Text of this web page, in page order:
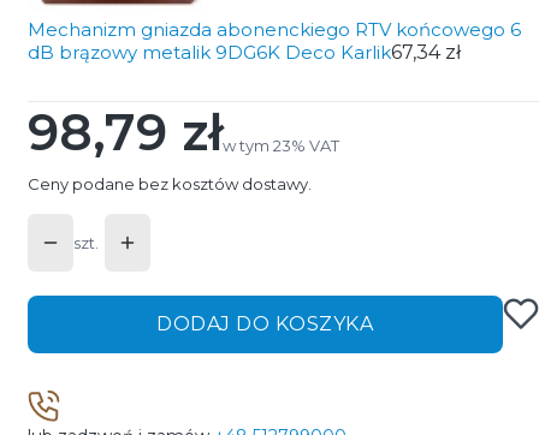
Mechanizm gniazda abonenckiego RTV końcowego 6
dB brązowy metalik 9DG6K Deco Karlik67,34 zł
Cena
98,79 złw tym 23% VAT
w tym 23% VAT
Ceny podane bez kosztów dostawy.
szt.
DODAJ DO KOSZYKA